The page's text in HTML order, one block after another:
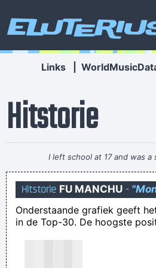
Links
Hitstorie
I left school at 17 and was
certain parts of the
They would have accepted
Ik zat er meters vanaf,
Hitstorie FU MANCHU -
Onderstaande grafiek geeft
in de Top-30. De hoogste